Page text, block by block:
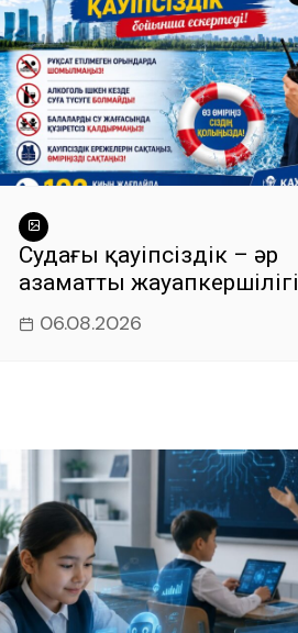
Судағы қауіпсіздік – әр
азаматтың жауапкершілігі
06.08.2026